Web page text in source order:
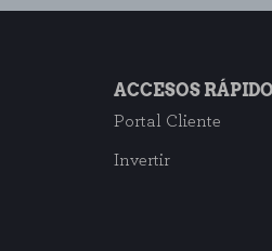
ACCESOS
Portal Cliente
Invertir